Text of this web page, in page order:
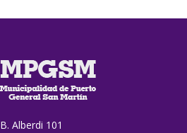
Alberdi 101